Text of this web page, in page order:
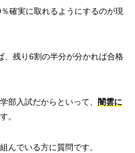
確実に取れるようにするのが現
、残り6割の半分が分かれば合格
部入試だからといって、
闇雲に
。
んでいる方に質問です。